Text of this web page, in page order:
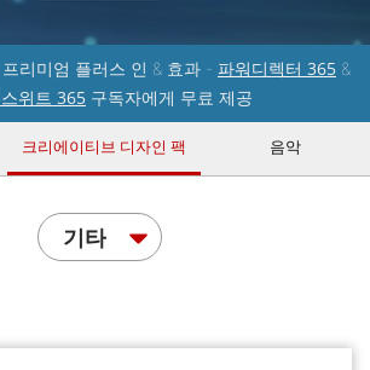
리미엄 플러스 인 & 효과 - 파워디렉터 365 &
위트 365 구독자에게 무료 제공
크리에이티브 디자인 팩 음악
기타